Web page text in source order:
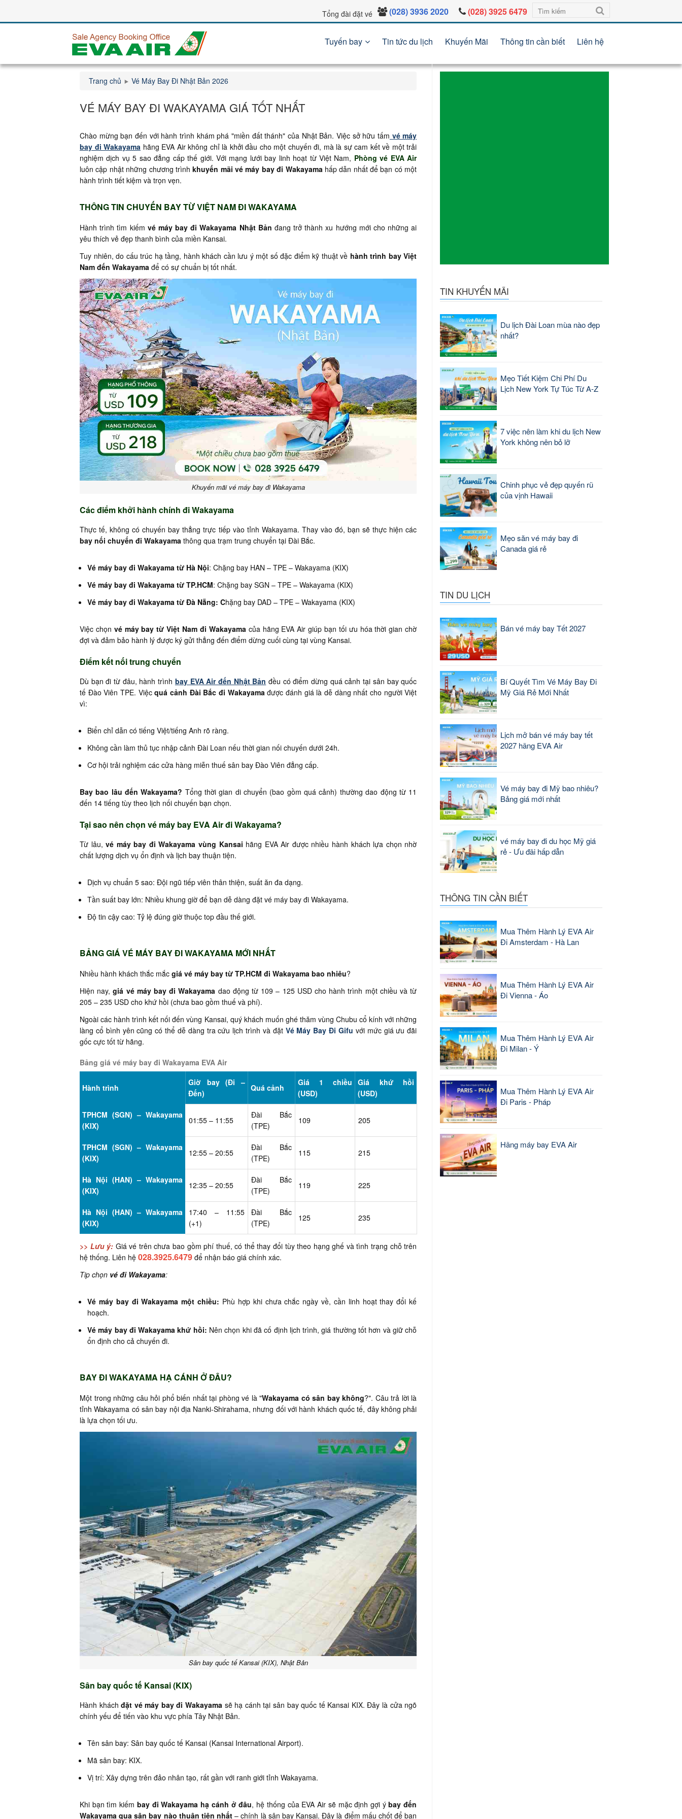
Tổng đài đặt vé (028) 3936 2020 (028) 3925 6479
Tuyến bay Tin tức du lịch Khuyến Mãi Thông tin cần biết Liên hệ
Trang chủ Vé Máy Bay Đi Nhật Bản 2026
VÉ MÁY BAY ĐI WAKAYAMA GIÁ TỐT NHẤT
Chào mừng bạn đến với hành trình khám phá "miền đất thánh" của Nhật Bản. Việc sở hữu tấm vé máy
bay đi Wakayama hãng EVA Air không chỉ là khởi đầu cho một chuyến đi, mà là sự cam kết về một trải
nghiệm dịch vụ 5 sao đẳng cấp thế giới. Với mạng lưới bay linh hoạt từ Việt Nam, Phòng vé EVA Air
luôn cập nhật những chương trìnhkhuyến mãi vé máy bay đi Wakayamahấp dẫn nhất để bạn có một
hành trình tiết kiệm và trọn vẹn.
THÔNG TIN CHUYẾN BAY TỪ VIỆT NAM ĐI WAKAYAMA
Hành trình tìm kiếm vé máy bay đi Wakayama Nhật Bản đang trở thành xu hướng mới cho những ai
yêu thích vẻ đẹp thanh bình của miền Kansai.
Tuy nhiên, do cấu trúc hạ tầng, hành khách cần lưu ý một số đặc điểm kỹ thuật về hành trình bay Việt
Nam đến Wakayama để có sự chuẩn bị tốt nhất.
Khuyến mãi vé máy bay đi Wakayama
Các điểm khởi hành chính đi Wakayama
Thực tế, không có chuyến bay thẳng trực tiếp vào tỉnh Wakayama. Thay vào đó, bạn sẽ thực hiện các
bay nối chuyến đi Wakayama thông qua trạm trung chuyển tại Đài Bắc.
Vé máy bay đi Wakayama từ Hà Nội: Chặng bay HAN – TPE – Wakayama (KIX)
Vé máy bay đi Wakayama từ TP.HCM: Chặng bay SGN – TPE – Wakayama (KIX)
Vé máy bay đi Wakayama từ Đà Nẵng: Chặng bay DAD – TPE – Wakayama (KIX)
Việc chọn vé máy bay từ Việt Nam đi Wakayamacủa hãng EVA Air giúp bạn tối ưu hóa thời gian chờ
đợi và đảm bảo hành lý được ký gửi thẳng đến điểm dừng cuối cùng tại vùng Kansai.
Điểm kết nối trung chuyển
Dù bạn đi từ đâu, hành trình bay EVA Air đến Nhật Bản đều có điểm dừng quá cảnh tại sân bay quốc
tế Đào Viên TPE. Việcquá cảnh Đài Bắc đi Wakayamađược đánh giá là dễ dàng nhất cho người Việt
vì:
Biển chỉ dẫn có tiếng Việt/tiếng Anh rõ ràng.
Không cần làm thủ tục nhập cảnh Đài Loan nếu thời gian nối chuyến dưới 24h.
Cơ hội trải nghiệm các cửa hàng miễn thuế sân bay Đào Viên đẳng cấp.
Bay bao lâu đến Wakayama? Tổng thời gian di chuyển (bao gồm quá cảnh) thường dao động từ 11
đến 14 tiếng tùy theo lịch nối chuyến bạn chọn.
Tại sao nên chọn vé máy bay EVA Air đi Wakayama?
Từ lâu, vé máy bay đi Wakayama vùng Kansai hãng EVA Air được nhiều hành khách lựa chọn nhờ
chất lượng dịch vụ ổn định và lịch bay thuận tiện.
Dịch vụ chuẩn 5 sao: Đội ngũ tiếp viên thân thiện, suất ăn đa dạng.
Tần suất bay lớn: Nhiều khung giờ để bạn dễ dàng đặt vé máy bay đi Wakayama.
Độ tin cậy cao: Tỷ lệ đúng giờ thuộc top đầu thế giới.
BẢNG GIÁ VÉ MÁY BAY ĐI WAKAYAMA MỚI NHẤT
Nhiều hành khách thắc mắc giá vé máy bay từ TP.HCM đi Wakayama bao nhiêu?
Hiện nay,giá vé máy bay đi Wakayama dao động từ 109 – 125 USD cho hành trình một chiều và từ
205 – 235 USD cho khứ hồi (chưa bao gồm thuế và phí).
Ngoài các hành trình kết nối đến vùng Kansai, quý khách muốn ghé thăm vùng Chubu cổ kính với những
làng cổ bình yên cũng có thể dễ dàng tra cứu lịch trình và đặt Vé Máy Bay Đi Gifu với mức giá ưu đãi
gốc cực tốt từ hãng.
Bảng giá vé máy bay đi Wakayama EVA Air
Hành trình
Giờ bay (Đi –
Đến)
Quá cảnh
Giá 1 chiều
(USD)
Giá khứ hồi
(USD)
TPHCM (SGN) – Wakayama
(KIX)
01:55 – 11:55
Đài Bắc
(TPE)
109 205
TPHCM (SGN) – Wakayama
(KIX)
12:55 – 20:55
Đài Bắc
(TPE)
115 215
Hà Nội (HAN) – Wakayama
(KIX)
12:35 – 20:55
Đài Bắc
(TPE)
119 225
Hà Nội (HAN) – Wakayama
(KIX)
17:40 – 11:55
(+1)
Đài Bắc
(TPE)
125 235
>> Lưu ý: Giá vé trên chưa bao gồm phí thuế, có thể thay đổi tùy theo hạng ghế và tình trạng chỗ trên
hệ thống. Liên hệ 028.3925.6479 để nhận báo giá chính xác.
Tip chọn vé đi Wakayama:
Vé máy bay đi Wakayama một chiều: Phù hợp khi chưa chắc ngày về, cần linh hoạt thay đổi kế
hoạch.
Vé máy bay đi Wakayama khứ hồi: Nên chọn khi đã cố định lịch trình, giá thường tốt hơn và giữ chỗ
ổn định cho cả chuyến đi.
BAY ĐI WAKAYAMA HẠ CÁNH Ở ĐÂU?
Một trong những câu hỏi phổ biến nhất tại phòng vé là "Wakayama có sân bay không?". Câu trả lời là
tỉnh Wakayama có sân bay nội địa Nanki-Shirahama, nhưng đối với hành khách quốc tế, đây không phải
là lựa chọn tối ưu.
Sân bay quốc tế Kansai (KIX), Nhật Bản
Sân bay quốc tế Kansai (KIX)
Hành khách đặt vé máy bay đi Wakayama sẽ hạ cánh tại sân bay quốc tế Kansai KIX. Đây là cửa ngõ
chính yếu để tiến vào khu vực phía Tây Nhật Bản.
Tên sân bay: Sân bay quốc tế Kansai (Kansai International Airport).
Mã sân bay: KIX.
Vị trí: Xây dựng trên đảo nhân tạo, rất gần với ranh giới tỉnh Wakayama.
Khi bạn tìm kiếm bay đi Wakayama hạ cánh ở đâu, hệ thống của EVA Air sẽ mặc định gợi ýbay đến
Wakayama qua sân bay nào thuận tiện nhất – chính là sân bay Kansai. Đây là điểm mấu chốt để bạn
TIN KHUYẾN MÃI
Du lịch Đài Loan mùa nào đẹp
nhất?
Mẹo Tiết Kiệm Chi Phí Du
Lịch New York Tự Túc Từ A-Z
7 việc nên làm khi du lịch New
York không nên bỏ lỡ
Chinh phục vẻ đẹp quyến rũ
của vịnh Hawaii
Mẹo săn vé máy bay đi
Canada giá rẻ
TIN DU LỊCH
Bán vé máy bay Tết 2027
Bí Quyết Tìm Vé Máy Bay Đi
Mỹ Giá Rẻ Mới Nhất
Lịch mở bán vé máy bay tết
2027 hãng EVA Air
Vé máy bay đi Mỹ bao nhiêu?
Bảng giá mới nhất
vé máy bay đi du học Mỹ giá
rẻ - Ưu đãi hấp dẫn
THÔNG TIN CẦN BIẾT
Mua Thêm Hành Lý EVA Air
Đi Amsterdam - Hà Lan
Mua Thêm Hành Lý EVA Air
Đi Vienna - Áo
Mua Thêm Hành Lý EVA Air
Đi Milan - Ý
Mua Thêm Hành Lý EVA Air
Đi Paris - Pháp
Hãng máy bay EVA Air